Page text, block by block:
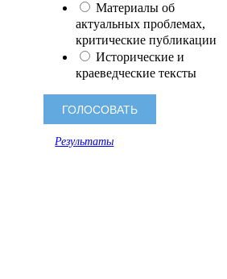
Материалы об
актуальных проблемах,
критические публикации
Исторические и
краеведческие тексты
Результаты